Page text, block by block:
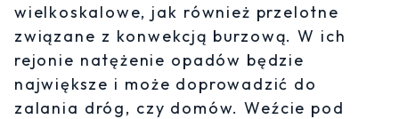
wielkoskalowe, jak również przelotne
związane z konwekcją burzową. W ich
rejonie natężenie opadów będzie
największe i może doprowadzić do
zalania dróg, czy domów. Weźcie pod